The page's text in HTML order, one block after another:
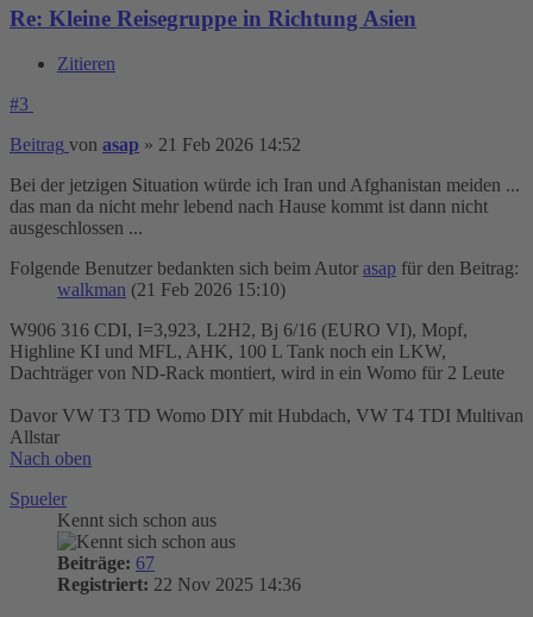
Re: Kleine Reisegruppe in Richtung Asien
Zitieren
#3
Beitrag von asap » 21 Feb 2026 14:52
Bei der jetzigen Situation würde ich Iran und Afghanistan meiden ...
das man da nicht mehr lebend nach Hause kommt ist dann nicht
ausgeschlossen ...
Folgende Benutzer bedankten sich beim Autor asap für den Beitrag:
walkman (21 Feb 2026 15:10)
W906 316 CDI, I=3,923, L2H2, Bj 6/16 (EURO VI), Mopf,
Highline KI und MFL, AHK, 100 L Tank noch ein LKW,
Dachträger von ND-Rack montiert, wird in ein Womo für 2 Leute
Davor VW T3 TD Womo DIY mit Hubdach, VW T4 TDI Multivan
Allstar
Nach oben
Spueler
Kennt sich schon aus
Beiträge: 67
Registriert: 22 Nov 2025 14:36